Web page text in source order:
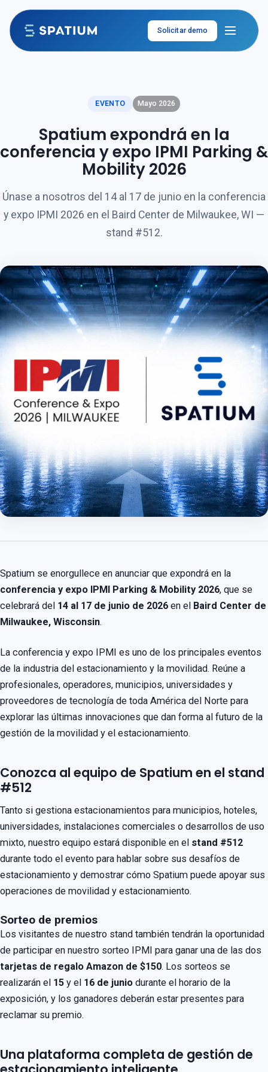
Ir al contenido
Solicitar demo
EVENTO Mayo 2026
Spatium expondrá en la
conferencia y expo IPMI Parking &
Mobility 2026
Únase a nosotros del 14 al 17 de junio en la conferencia
y expo IPMI 2026 en el Baird Center de Milwaukee, WI —
stand #512.
Spatium se enorgullece en anunciar que expondrá en la
conferencia y expo IPMI Parking & Mobility 2026, que se
celebrará del 14 al 17 de junio de 2026 en el Baird Center de
Milwaukee, Wisconsin.
La conferencia y expo IPMI es uno de los principales eventos
de la industria del estacionamiento y la movilidad. Reúne a
profesionales, operadores, municipios, universidades y
proveedores de tecnología de toda América del Norte para
explorar las últimas innovaciones que dan forma al futuro de la
gestión de la movilidad y el estacionamiento.
Conozca al equipo de Spatium en el stand
#512
Tanto si gestiona estacionamientos para municipios, hoteles,
universidades, instalaciones comerciales o desarrollos de uso
mixto, nuestro equipo estará disponible en el stand #512
durante todo el evento para hablar sobre sus desafíos de
estacionamiento y demostrar cómo Spatium puede apoyar sus
operaciones de movilidad y estacionamiento.
Sorteo de premios
Los visitantes de nuestro stand también tendrán la oportunidad
de participar en nuestro sorteo IPMI para ganar una de las dos
tarjetas de regalo Amazon de $150. Los sorteos se
realizarán el 15 y el 16 de junio durante el horario de la
exposición, y los ganadores deberán estar presentes para
reclamar su premio.
Una plataforma completa de gestión de